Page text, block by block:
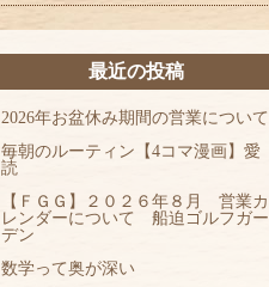
最近の投稿
2026年お盆休み期間の営業について
毎朝のルーティン【4コマ漫画】愛
読
【ＦＧＧ】２０２６年８月 営業カ
レンダーについて 船迫ゴルフガー
デン
数学って奥が深い